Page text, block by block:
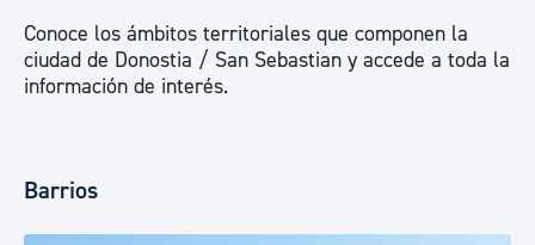
Conoce los ámbitos territoriales que componen la
ciudad de Donostia / San Sebastian y accede a toda la
información de interés.
Barrios